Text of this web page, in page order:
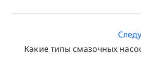
Какие типы смазочных